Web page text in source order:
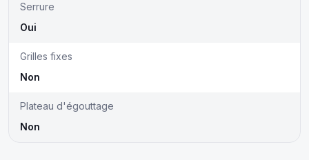
Serrure
Oui
Grilles fixes
Non
Plateau d'égouttage
Non